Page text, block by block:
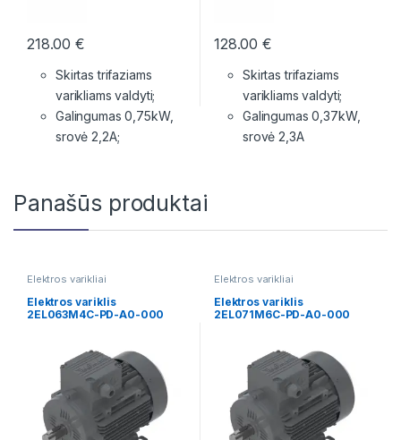
218.00€
Skirtas trifaziams
varikliams valdyti;
Galingumas 0,75kW,
srovė 2,2A;
128.00€
Skirtas trifaziams
varikliams valdyti;
Galingumas 0,37kW,
srovė 2,3A
Panašūs produktai
Elektros varikliai
Elektros variklis
2EL063M4C-PD-A0-000
Elektros varikliai
Elektros variklis
2EL071M6C-PD-A0-000